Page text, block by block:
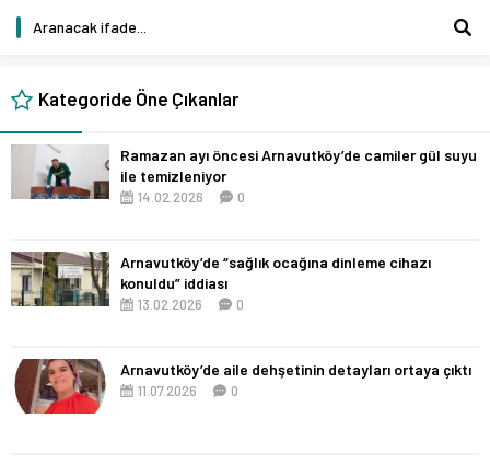
Kategoride Öne Çıkanlar
Ramazan ayı öncesi Arnavutköy’de camiler gül suyu
ile temizleniyor
14.02.2026 0
Arnavutköy’de “sağlık ocağına dinleme cihazı
konuldu” iddiası
13.02.2026 0
Arnavutköy’de aile dehşetinin detayları ortaya çıktı
11.07.2026 0